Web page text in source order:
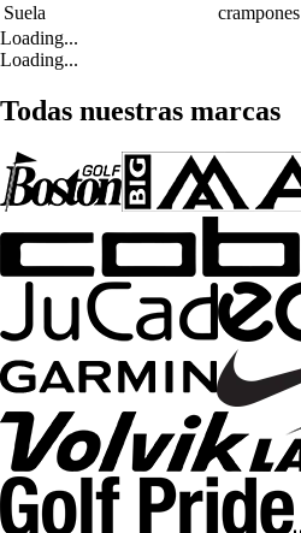
Suela
crampones
Loading...
Loading...
Todas nuestras marcas